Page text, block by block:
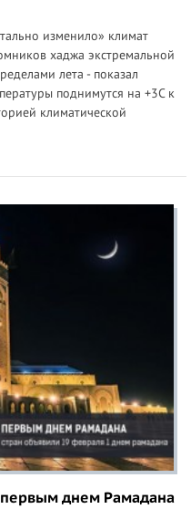
изменило» климат
хаджа экстремальной
лета - показал
поднимутся на +3C к
климатической
первым днем Рамадана